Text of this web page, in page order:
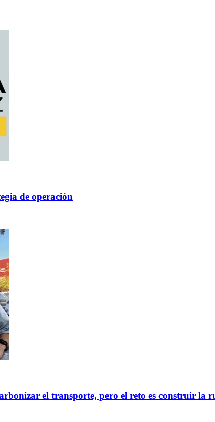
de operación
el transporte, pero el reto es construir la